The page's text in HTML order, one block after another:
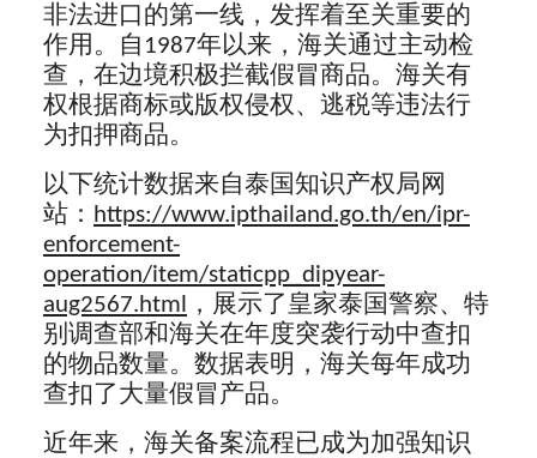
非法进口的第一线，发挥着至关重要的
作用。自1987年以来，海关通过主动检
查，在边境积极拦截假冒商品。海关有
权根据商标或版权侵权、逃税等违法行
为扣押商品。
以下统计数据来自泰国知识产权局网
站： https://www.ipthailand.go.th/en/ipr-
enforcement-
operation/item/staticpp_dipyear-
aug2567.html
，展示了皇家泰国警察、特
别调查部和海关在年度突袭行动中查扣
的物品数量。数据表明，海关每年成功
查扣了大量假冒产品。
近年来，海关备案流程已成为加强知识